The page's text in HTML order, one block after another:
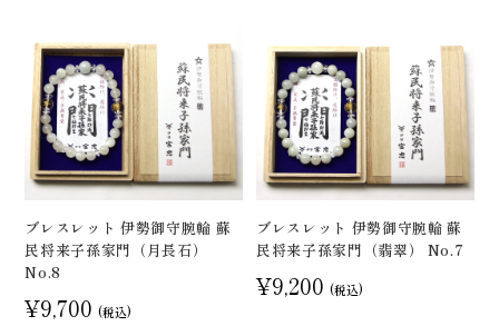
ブレスレット 伊勢御守腕輪 蘇
民将来子孫家門（月長石）
No.8
¥9,700 (税込)
ブレスレット 伊勢御守腕輪 蘇
民将来子孫家門（翡翠） No.7
¥9,200 (税込)